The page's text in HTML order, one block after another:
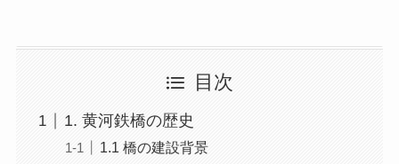
目次
1. 黄河鉄橋の歴史
1.1 橋の建設背景